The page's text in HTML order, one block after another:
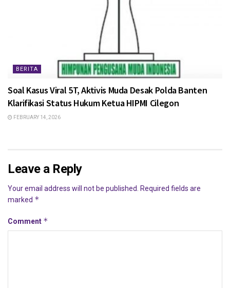
BERITA
Soal Kasus Viral 5T, Aktivis Muda Desak Polda Banten
Klarifikasi Status Hukum Ketua HIPMI Cilegon
FEBRUARY 14, 2026
Leave a Reply
Your email address will not be published. Required fields are
marked *
Comment *